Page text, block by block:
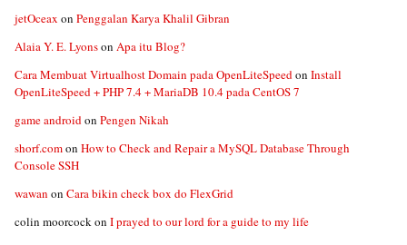
jetOceax on Penggalan Karya Khalil Gibran
Alaia Y. E. Lyonson Apa itu Blog?
Cara Membuat Virtualhost Domain pada OpenLiteSpeedon Install
OpenLiteSpeed + PHP 7.4 + MariaDB 10.4 pada CentOS 7
game androidon Pengen Nikah
shorf.comon How to Check and Repair a MySQL Database Through
Console SSH
wawan on Cara bikin check box do FlexGrid
colin moorcockon I prayed to our lord for a guide to my life